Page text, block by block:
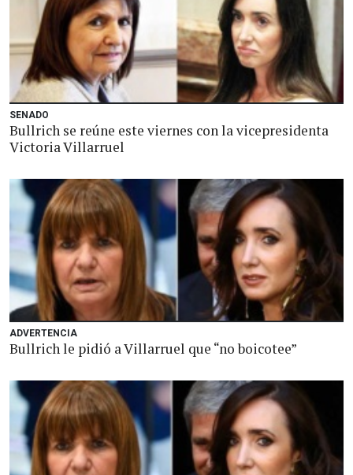
SENADO
Bullrich se reúne este viernes con la vicepresidenta
Victoria Villarruel
ADVERTENCIA
Bullrich le pidió a Villarruel que “no boicotee”